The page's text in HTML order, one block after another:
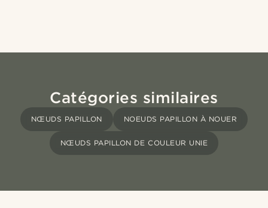
Catégories similaires
NŒUDS PAPILLON NOEUDS PAPILLON À NOUER
NŒUDS PAPILLON DE COULEUR UNIE